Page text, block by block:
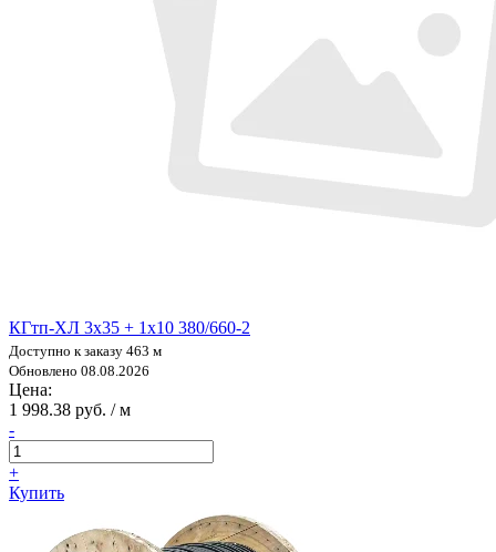
КГтп-ХЛ 3х35 + 1х10 380/660-2
Доступно к заказу 463 м
Обновлено 08.08.2026
Цена:
1 998.38 руб. / м
-
+
Купить